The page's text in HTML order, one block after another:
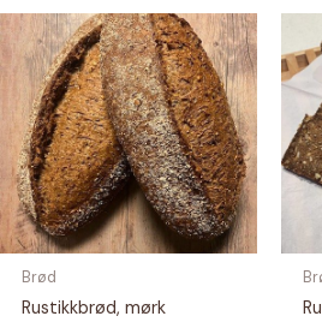
Brød
Rustikkbrød, mørk